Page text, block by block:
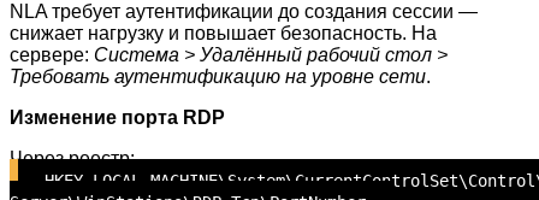
NLA требует аутентификации до создания сессии —
снижает нагрузку и повышает безопасность. На
сервере: Система > Удалённый рабочий стол >
Требовать аутентификацию на уровне сети.
Изменение порта RDP
Через реестр: